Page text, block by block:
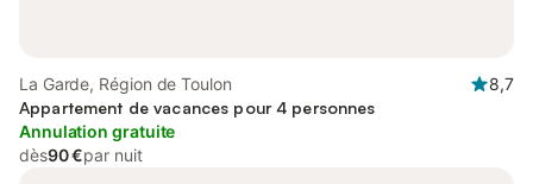
La Garde, Région de Toulon
8,7
Appartement de vacances pour 4 personnes
Annulation gratuite
dès90 €par nuit